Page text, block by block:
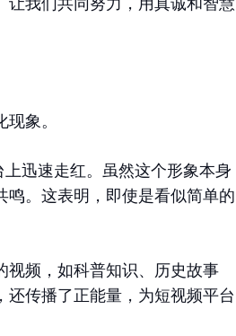
象。
迅速走红。虽然这个形象本身
鸣。这表明，即使是看似简单的
视频，如科普知识、历史故事
传播了正能量，为短视频平台